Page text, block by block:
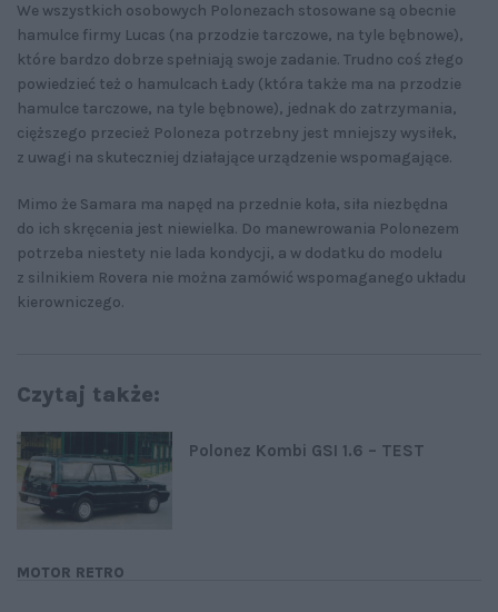
We wszystkich osobowych Polonezach stosowane są obecnie
hamulce firmy Lucas (na przodzie tarczowe, na tyle bębnowe),
które bardzo dobrze spełniają swoje zadanie. Trudno coś złego
powiedzieć też o hamulcach Łady (która także ma na przodzie
hamulce tarczowe, na tyle bębnowe), jednak do zatrzymania,
cięższego przecież Poloneza potrzebny jest mniejszy wysiłek,
z uwagi na skuteczniej działające urządzenie wspomagające.
Mimo że Samara ma napęd na przednie koła, siła niezbędna
do ich skręcenia jest niewielka. Do manewrowania Polonezem
potrzeba niestety nie lada kondycji, a w dodatku do modelu
z silnikiem Rovera nie można zamówić wspomaganego układu
kierowniczego.
Czytaj także:
MOTOR RETRO
Polonez Kombi GSI 1.6 – TEST